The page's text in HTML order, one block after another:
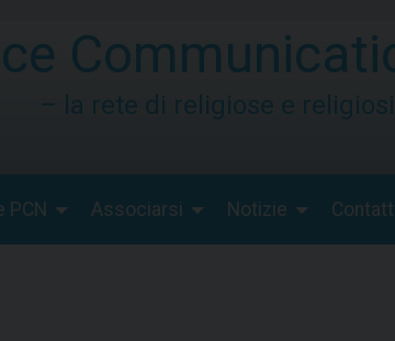
– la rete di religiose e
PCN Associarsi Notizie Contatti